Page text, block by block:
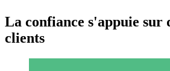
La confiance s'appuie sur
clients